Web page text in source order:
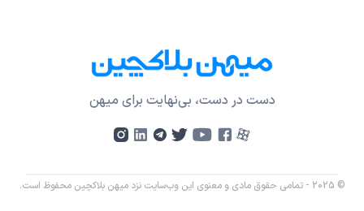
دست در دست، بی‌نهایت برای میهن
© 2025 - تمامی حقوق مادی و معنوی این وب‌سایت نزد میهن بلاکچین محفوظ است.